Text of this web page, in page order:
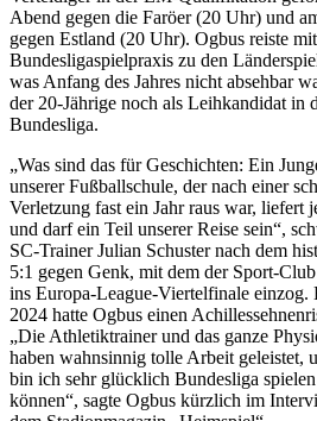
Abend gegen die Faröer (20 Uhr) und
gegen Estland (20 Uhr). Ogbus reiste
Bundesligaspielpraxis zu den
was Anfang des Jahres nicht absehbar
der 20-Jährige noch als Leihkandidat in
Bundesliga.
„Was sind das für Geschichten: Ein
unserer Fußballschule, der nach einer
Verletzung fast ein Jahr raus war, liefert
und darf ein Teil unserer Reise sein“,
SC-Trainer Julian Schuster nach dem
5:1 gegen Genk, mit dem der Sport-
ins Europa-League-Viertelfinale einzog.
2024 hatte Ogbus einen
„Die Athletiktrainer und das ganze
haben wahnsinnig tolle Arbeit geleistet,
bin ich sehr glücklich Bundesliga
können“, sagte Ogbus kürzlich im